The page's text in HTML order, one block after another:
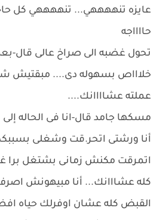
عايزه تنههههي... تنههههي كل
حااااجه
تحول غضبه الى صراخ عالى قال-
خلاااص بسهوله دى.... مبقتيش
عملته عشاااانك....
مسكها جامد قال-انا فى الحاله
أنا ورشتى اتحر.قت وشغلى
اتمرقت مكنش زمانى بشتغل
كله عشااانك... أنا مبيهونش اصرف
القبض كله عشان اوفرلك حياه